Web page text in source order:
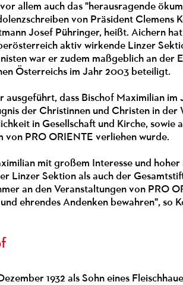
allem auch das "herausragende
von Präsident Clemens
Josef Pühringer, heißt. Aichern
aktiv wirkende Linzer
war er zudem maßgeblich an der
Österreichs im Jahr 2003 beteiligt.
dass Bischof Maximilian
der Christinnen und Christen in
in Gesellschaft und Kirche, sowie
PRO ORIENTE verliehen wurde.
mit großem Interesse und
Linzer Sektion als auch der
an den Veranstaltungen von PRO
ehrendes Andenken bewahren", so
1932 als Sohn eines